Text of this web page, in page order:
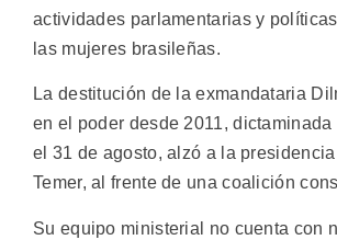
actividades parlamentarias y
las mujeres brasileñas.
La destitución de la exmandataria
en el poder desde 2011,
el 31 de agosto, alzó a la presidencia
Temer, al frente de una coalición
Su equipo ministerial no cuenta con